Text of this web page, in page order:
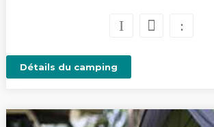
Détails du camping